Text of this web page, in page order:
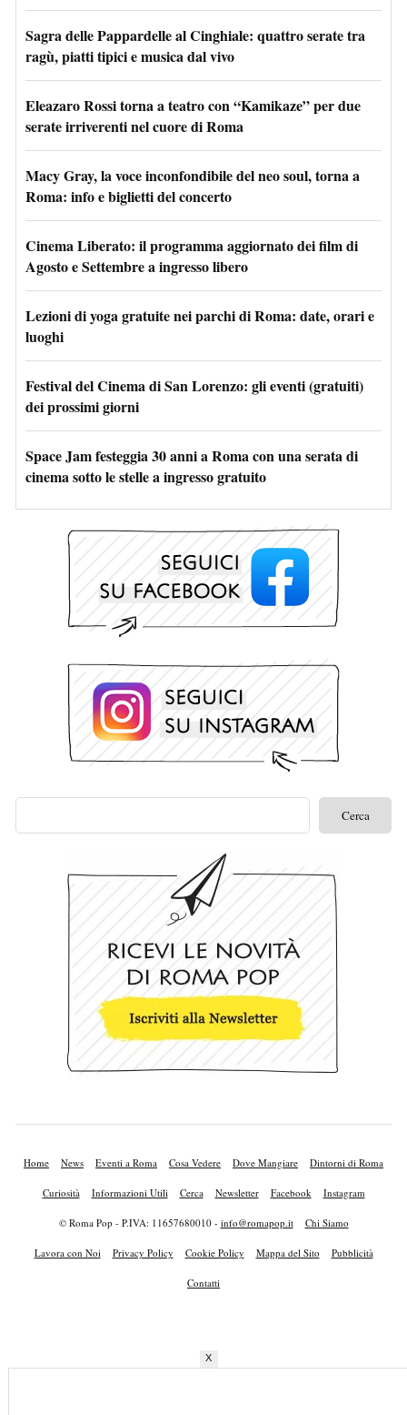
Sagra delle Pappardelle al Cinghiale: quattro serate tra
ragù, piatti tipici e musica dal vivo
Eleazaro Rossi torna a teatro con “Kamikaze” per due
serate irriverenti nel cuore di Roma
Macy Gray, la voce inconfondibile del neo soul, torna a
Roma: info e biglietti del concerto
Cinema Liberato: il programma aggiornato dei film di
Agosto e Settembre a ingresso libero
Lezioni di yoga gratuite nei parchi di Roma: date, orari e
luoghi
Festival del Cinema di San Lorenzo: gli eventi (gratuiti)
dei prossimi giorni
Space Jam festeggia 30 anni a Roma con una serata di
cinema sotto le stelle a ingresso gratuito
Home News Eventi a Roma Cosa Vedere Dove Mangiare Dintorni di Roma
Curiosità Informazioni Utili Cerca Newsletter Facebook Instagram
© Roma Pop - P.IVA: 11657680010 - info@romapop.it Chi Siamo
Lavora con Noi Privacy Policy Cookie Policy Mappa del Sito Pubblicità
Contatti
X